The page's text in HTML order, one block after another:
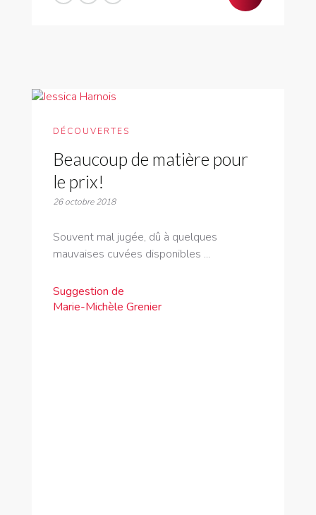
DÉCOUVERTES
Beaucoup de matière pour
le prix!
26 octobre 2018
Souvent mal jugée, dû à quelques
mauvaises cuvées disponibles ...
Suggestion de
Marie-Michèle Grenier